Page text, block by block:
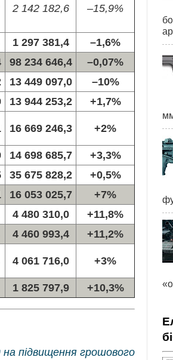
2 142 182,6 –15,9%
1 297 381,4
–1,6%
98 234 646,4
–0,07%
13 449 097,0
–10%
13 944 253,2
+1,7%
16 669 246,3 +2%
14 698 685,7
+3,3%
35 675 828,2
+0,5%
16 053 025,7
+7%
4 480 310,0
+11,8%
4 460 993,4
+11,2%
4 061 716,0 +3%
1 825 797,9 +10,3%
підвищення грошового